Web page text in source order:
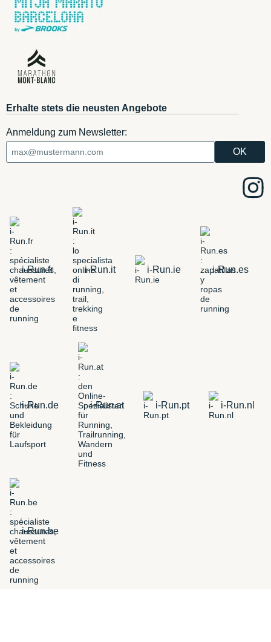
Erhalte stets die neusten Angebote
Anmeldung zum Newsletter:
i-Run.fr i-Run.it i-Run.ie i-Run.es
i-Run.de i-Run.at i-Run.pt i-Run.nl
i-Run.be